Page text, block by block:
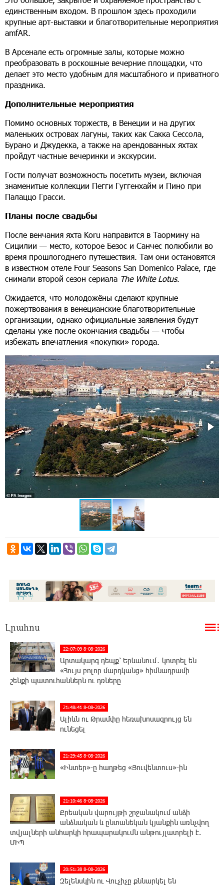
единственным входом. В прошлом здесь проходили
крупные арт-выставки и благотворительные мероприятия
amfAR.
В Арсенале есть огромные залы, которые можно
преобразовать в роскошные вечерние площадки, что
делает это место удобным для масштабного и приватного
праздника.
Дополнительные мероприятия
Помимо основных торжеств, в Венеции и на других
маленьких островах лагуны, таких как Сакка Сессола,
Бурано и Джудекка, а также на арендованных яхтах
пройдут частные вечеринки и экскурсии.
Гости получат возможность посетить музеи, включая
знаменитые коллекции Пегги Гуггенхайм и Пино при
Палаццо Грасси.
Планы после свадьбы
После венчания яхта Koru направится в Таормину на
Сицилии — место, которое Безос и Санчес полюбили во
время прошлогоднего путешествия. Там они остановятся
в известном отеле Four Seasons San Domenico Palace, где
снимали второй сезон сериала The White Lotus.
Ожидается, что молодожёны сделают крупные
пожертвования в венецианские благотворительные
организации, однако официальные заявления будут
сделаны уже после окончания свадьбы — чтобы
избежать впечатления «покупки» города.
Լրահոս
22:07:09 8-08-2026
Արտակարգ դեպք՝ Երևանում․ կոտրել են
«Հույս բոլոր մարդկանց» հիմնադրամի
շենքի պատուհաններն ու դռները
21:48:41 8-08-2026
Ալիևն ու Թրամփը հեռախոսազրույց են
ունեցել
21:29:45 8-08-2026
«Ինտեր»-ը հաղթեց «Յուվենտուս»-ին
21:10:46 8-08-2026
Քրեական վարույթի շրջանակում անձի
անձնական և ընտանեկան կյանքին առնչվող
տվյալների անհարկի հրապարակումն անթույլատրելի է.
ՄԻՊ
20:51:38 8-08-2026
Զելենսկին ու Վուչիչը քննարկել են